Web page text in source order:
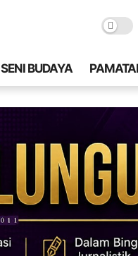
SENI BUDAYA